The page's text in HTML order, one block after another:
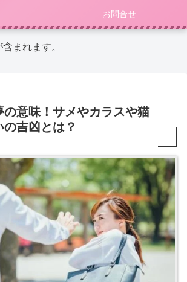
お問合せ
まれます。
の意味！サメやカラスや猫
吉凶とは？